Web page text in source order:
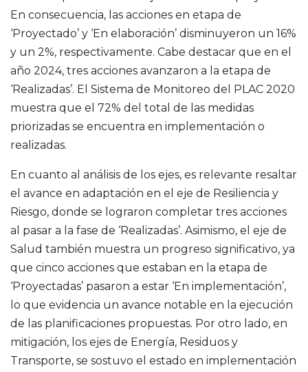
En consecuencia, las acciones en etapa de
‘Proyectado’ y ‘En elaboración’ disminuyeron un 16%
y un 2%, respectivamente. Cabe destacar que en el
año 2024, tres acciones avanzaron a la etapa de
‘Realizadas’. El Sistema de Monitoreo del PLAC 2020
muestra que el 72% del total de las medidas
priorizadas se encuentra en implementación o
realizadas.
En cuanto al análisis de los ejes, es relevante resaltar
el avance en adaptación en el eje de Resiliencia y
Riesgo, donde se lograron completar tres acciones
al pasar a la fase de ‘Realizadas’. Asimismo, el eje de
Salud también muestra un progreso significativo, ya
que cinco acciones que estaban en la etapa de
‘Proyectadas’ pasaron a estar ‘En implementación’,
lo que evidencia un avance notable en la ejecución
de las planificaciones propuestas. Por otro lado, en
mitigación, los ejes de Energía, Residuos y
Transporte, se sostuvo el estado en implementación